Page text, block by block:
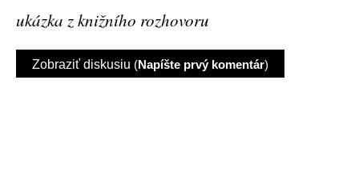
ukázka z knižního rozhovoru
Zobraziť diskusiu (Napíšte prvý komentár)